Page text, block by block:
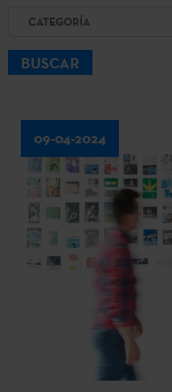
Categoría
BUSCAR
09-04-2024